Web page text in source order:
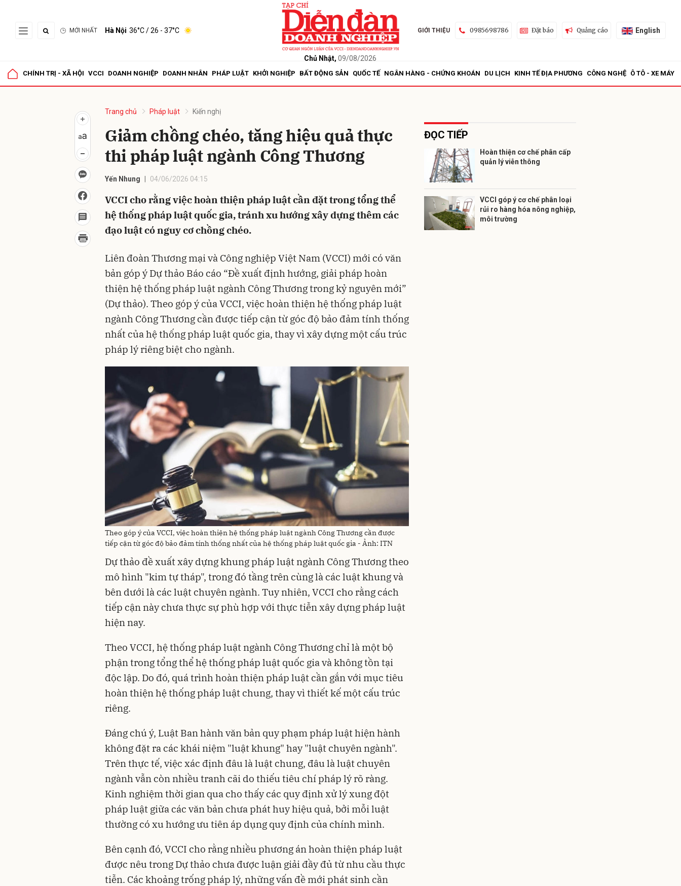
MỚI NHẤT Hà Nội 36°C/ 26 - 37°C
Chủ Nhật, 09/08/2026
GIỚI THIỆU 0985698786 Đặt báo Quảng cáo English
CHÍNH TRỊ - XÃ HỘI VCCI DOANH NGHIỆP DOANH NHÂN PHÁP LUẬT KHỞI NGHIỆP BẤT ĐỘNG SẢN QUỐC TẾ NGÂN HÀNG - CHỨNG KHOÁN DU LỊCH KINH TẾ ĐỊA PHƯƠNG CÔNG NGHỆ Ô TÔ - XE MÁY
Trang chủ Pháp luật Kiến nghị
Giảm chồng chéo, tăng hiệu quả thực
thi pháp luật ngành Công Thương
Yến Nhung 04/06/2026 04:15
VCCI cho rằng việc hoàn thiện pháp luật cần đặt trong tổng thể
hệ thống pháp luật quốc gia, tránh xu hướng xây dựng thêm các
đạo luật có nguy cơ chồng chéo.
Liên đoàn Thương mại và Công nghiệp Việt Nam (VCCI) mới có văn
bản góp ý Dự thảo Báo cáo “Đề xuất định hướng, giải pháp hoàn
thiện hệ thống pháp luật ngành Công Thương trong kỷ nguyên mới”
(Dự thảo). Theo góp ý của VCCI, việc hoàn thiện hệ thống pháp luật
ngành Công Thương cần được tiếp cận từ góc độ bảo đảm tính thống
nhất của hệ thống pháp luật quốc gia, thay vì xây dựng một cấu trúc
pháp lý riêng biệt cho ngành.
Theo góp ý của VCCI, việc hoàn thiện hệ thống pháp luật ngành Công Thương cần được
tiếp cận từ góc độ bảo đảm tính thống nhất của hệ thống pháp luật quốc gia - Ảnh: ITN
Dự thảo đề xuất xây dựng khung pháp luật ngành Công Thương theo
mô hình "kim tự tháp", trong đó tầng trên cùng là các luật khung và
bên dưới là các luật chuyên ngành. Tuy nhiên, VCCI cho rằng cách
tiếp cận này chưa thực sự phù hợp với thực tiễn xây dựng pháp luật
hiện nay.
Theo VCCI, hệ thống pháp luật ngành Công Thương chỉ là một bộ
phận trong tổng thể hệ thống pháp luật quốc gia và không tồn tại
độc lập. Do đó, quá trình hoàn thiện pháp luật cần gắn với mục tiêu
hoàn thiện hệ thống pháp luật chung, thay vì thiết kế một cấu trúc
riêng.
Đáng chú ý, Luật Ban hành văn bản quy phạm pháp luật hiện hành
không đặt ra các khái niệm "luật khung" hay "luật chuyên ngành".
Trên thực tế, việc xác định đâu là luật chung, đâu là luật chuyên
ngành vẫn còn nhiều tranh cãi do thiếu tiêu chí pháp lý rõ ràng.
Kinh nghiệm thời gian qua cho thấy các quy định xử lý xung đột
pháp luật giữa các văn bản chưa phát huy hiệu quả, bởi mỗi luật
thường có xu hướng ưu tiên áp dụng quy định của chính mình.
Bên cạnh đó, VCCI cho rằng nhiều phương án hoàn thiện pháp luật
được nêu trong Dự thảo chưa được luận giải đầy đủ từ nhu cầu thực
tiễn. Các khoảng trống pháp lý, những vấn đề mới phát sinh cần
ĐỌC TIẾP
Hoàn thiện cơ chế phân cấp
quản lý viễn thông
VCCI góp ý cơ chế phân loại
rủi ro hàng hóa nông nghiệp,
môi trường
Gửi